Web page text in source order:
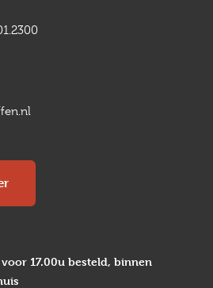
17.00u besteld, binnen